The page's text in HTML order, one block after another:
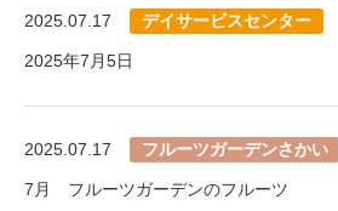
2025.07.17 デイサービスセンター
2025年7月5日
2025.07.17 フルーツガーデンさかい
7月 フルーツガーデンのフルーツ